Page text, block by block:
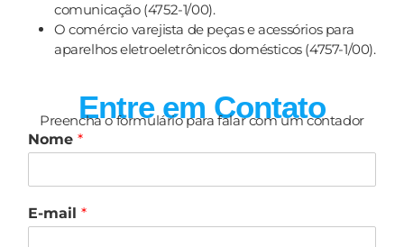
comunicação (4752-1/00).
O comércio varejista de peças e acessórios para
aparelhos eletroeletrônicos domésticos (4757-1/00).
Entre em Contato
Preencha o formulário para falar com um contador
Nome *
E-mail *